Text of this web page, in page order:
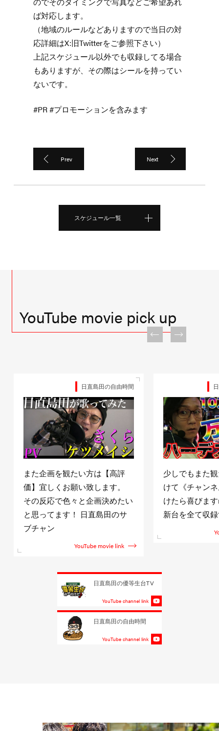
ば対応します。
（地域のルールなどありますので当日の対
応詳細はX:旧Twitterをご参照下さい）
上記スケジュール以外でも収録してる場合
もありますが、その際はシールを持ってい
ないです。
#PR #プロモーションを含みます
Prev Next
スケジュール一覧
YouTube movie pick up
日直島田の自由時間
また企画を観たい方は【高評
価】宜しくお願い致します。
その反応で色々と企画決めたい
と思ってます！ 日直島田のサ
ブチャン
YouTube movie link
少しでもまた
けて《チャン
けたら喜びま
新台を全て収
日直島田の優等生台TV
YouTube channel link
日直島田の自由時間
YouTube channel link